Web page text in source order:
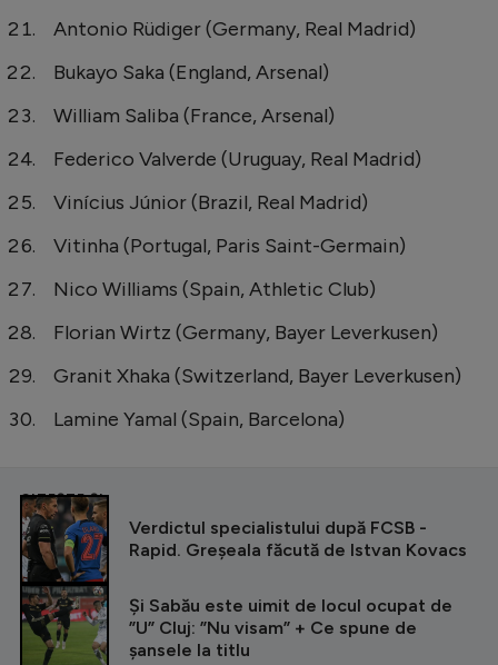
Antonio Rüdiger (Germany, Real Madrid)
Bukayo Saka (England, Arsenal)
William Saliba (France, Arsenal)
Federico Valverde (Uruguay, Real Madrid)
Vinícius Júnior (Brazil, Real Madrid)
Vitinha (Portugal, Paris Saint-Germain)
Nico Williams (Spain, Athletic Club)
Florian Wirtz (Germany, Bayer Leverkusen)
Granit Xhaka (Switzerland, Bayer Leverkusen)
Lamine Yamal (Spain, Barcelona)
CITEȘTE ȘI
Verdictul specialistului după FCSB -
Rapid. Greșeala făcută de Istvan Kovacs
Și Sabău este uimit de locul ocupat de
”U” Cluj: ”Nu visam” + Ce spune de
șansele la titlu